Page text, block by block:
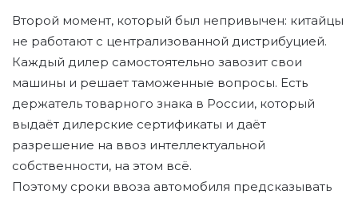
Второй момент, который был непривычен: китайцы
не работают с централизованной дистрибуцией.
Каждый дилер самостоятельно завозит свои
машины и решает таможенные вопросы. Есть
держатель товарного знака в России, который
выдаёт дилерские сертификаты и даёт
разрешение на ввоз интеллектуальной
собственности, на этом всё.
Поэтому сроки ввоза автомобиля предсказывать